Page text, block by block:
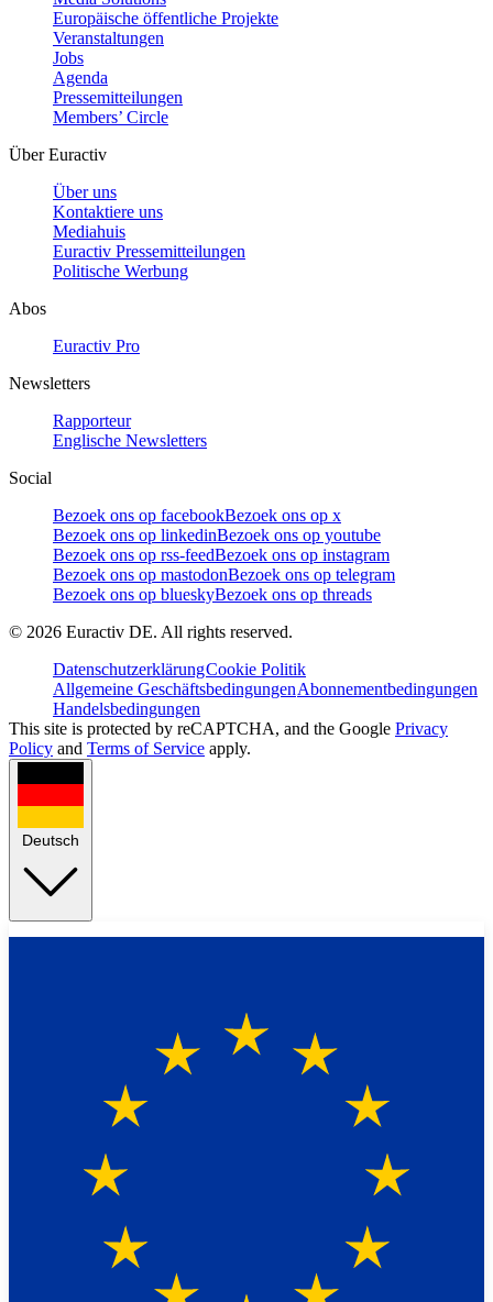
Europäische öffentliche Projekte
Veranstaltungen
Jobs
Agenda
Pressemitteilungen
Members’ Circle
Über Euractiv
Über uns
Kontaktiere uns
Mediahuis
Euractiv Pressemitteilungen
Politische Werbung
Abos
Euractiv Pro
Newsletters
Rapporteur
Englische Newsletters
Social
Bezoek ons op facebookBezoek ons op x
Bezoek ons op linkedinBezoek ons op youtube
Bezoek ons op rss-feedBezoek ons op instagram
Bezoek ons op mastodonBezoek ons op telegram
Bezoek ons op blueskyBezoek ons op threads
© 2026 Euractiv DE. All rights reserved.
DatenschutzerklärungCookie Politik
Allgemeine GeschäftsbedingungenAbonnementbedingungen
Handelsbedingungen
This site is protected by reCAPTCHA, and the Google Privacy
Policy and Terms of Service apply.
Deutsch